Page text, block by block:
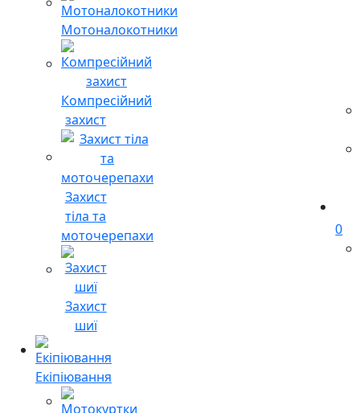
Мотоналокотники
Компресійний
захист
Захист
тіла та
моточерепахи
Захист
шиї
Екіпіювання
0